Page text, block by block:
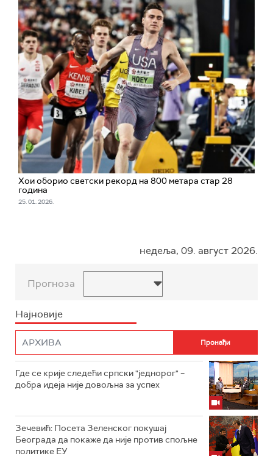
Хои оборио светски рекорд на 800 метара стар 28
година
25. 01. 2026.
недеља, 09. август 2026.
Прогноза
Најновије
Где се крије следећи српски "једнорог" –
добра идеја није довољна за успех
Зечевић: Посета Зеленског покушај
Београда да покаже да није против спољне
политике ЕУ